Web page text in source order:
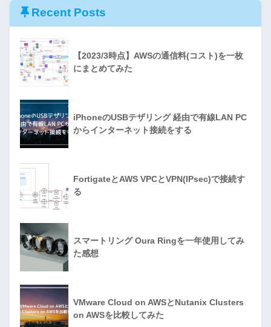
Recent Posts
【2023/3時点】AWSの通信料(コスト)を一枚
にまとめてみた
iPhoneのUSBテザリング 経由で有線LAN PC
からインターネット接続をする
FortigateとAWS VPCとVPN(IPsec)で接続す
る
スマートリング Oura Ringを一年使用してみ
た感想
VMware Cloud on AWSとNutanix Clusters
on AWSを比較してみた